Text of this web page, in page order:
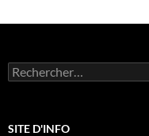
Rechercher :
SITE D'INFO